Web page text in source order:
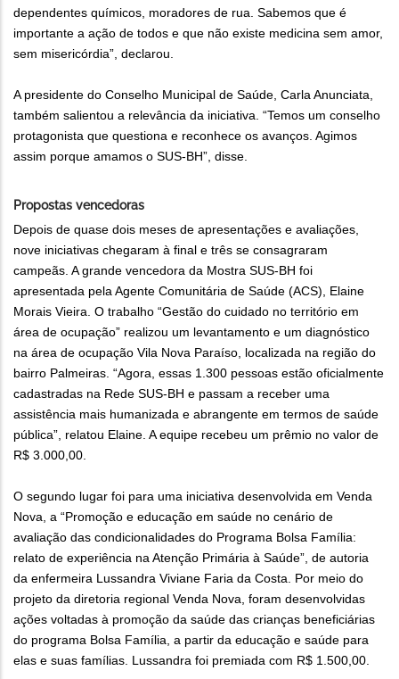
dependentes químicos, moradores de rua. Sabemos que é
importante a ação de todos e que não existe medicina sem amor,
sem misericórdia”, declarou.
A presidente do Conselho Municipal de Saúde, Carla Anunciata,
também salientou a relevância da iniciativa. “Temos um conselho
protagonista que questiona e reconhece os avanços. Agimos
assim porque amamos o SUS-BH”, disse.
Propostas vencedoras
Depois de quase dois meses de apresentações e avaliações,
nove iniciativas chegaram à final e três se consagraram
campeãs. A grande vencedora da Mostra SUS-BH foi
apresentada pela Agente Comunitária de Saúde (ACS), Elaine
Morais Vieira. O trabalho “Gestão do cuidado no território em
área de ocupação” realizou um levantamento e um diagnóstico
na área de ocupação Vila Nova Paraíso, localizada na região do
bairro Palmeiras. “Agora, essas 1.300 pessoas estão oficialmente
cadastradas na Rede SUS-BH e passam a receber uma
assistência mais humanizada e abrangente em termos de saúde
pública”, relatou Elaine. A equipe recebeu um prêmio no valor de
R$ 3.000,00.
O segundo lugar foi para uma iniciativa desenvolvida em Venda
Nova, a “Promoção e educação em saúde no cenário de
avaliação das condicionalidades do Programa Bolsa Família:
relato de experiência na Atenção Primária à Saúde”, de autoria
da enfermeira Lussandra Viviane Faria da Costa. Por meio do
projeto da diretoria regional Venda Nova, foram desenvolvidas
ações voltadas à promoção da saúde das crianças beneficiárias
do programa Bolsa Família, a partir da educação e saúde para
elas e suas famílias. Lussandra foi premiada com R$ 1.500,00.